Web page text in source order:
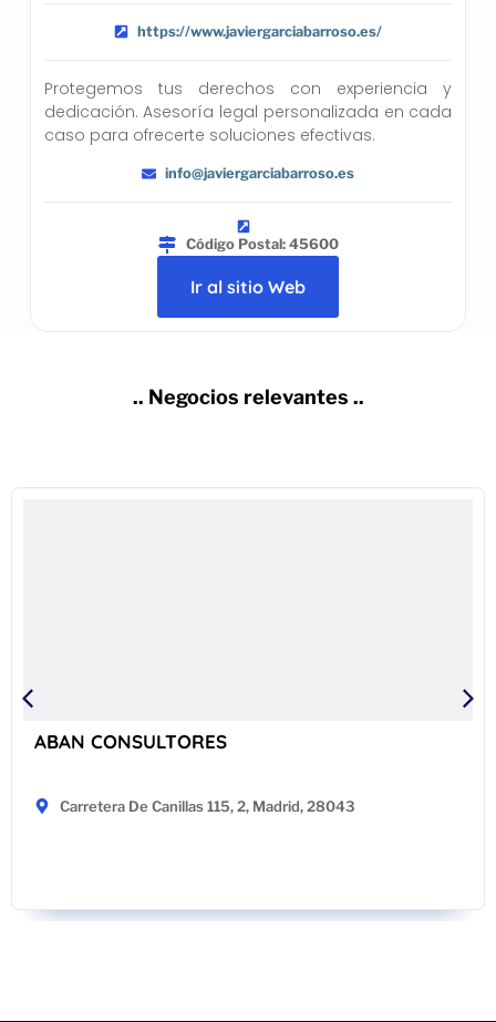
https://www.javiergarciabarroso.es/
Protegemos tus derechos con experiencia y
dedicación. Asesoría legal personalizada en cada
caso para ofrecerte soluciones efectivas.
info@javiergarciabarroso.es
Código Postal: 45600
Ir al sitio Web
.. Negocios relevantes ..
ABAN CONSULTORES
Carretera De Canillas 115, 2, Madrid, 28043